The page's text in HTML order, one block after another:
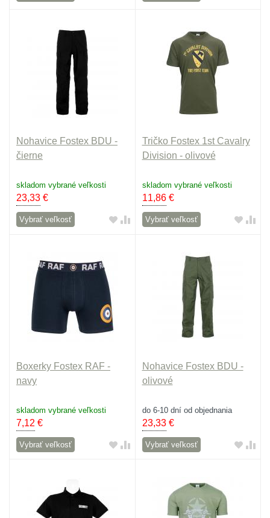
Nohavice Fostex BDU -
čierne
skladom vybrané veľkosti
23,33 €
Vybrať veľkosť
Tričko Fostex 1st Cavalry
Division - olivové
skladom vybrané veľkosti
11,86€
Vybrať veľkosť
Boxerky Fostex RAF -
navy
skladom vybrané veľkosti
7,12 €
Vybrať veľkosť
Nohavice Fostex BDU -
olivové
do 6-10 dní od objednania
23,33€
Vybrať veľkosť